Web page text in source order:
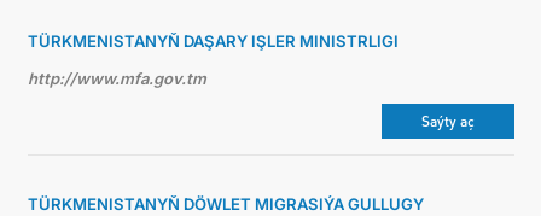
TÜRKMENISTAN
TÜRKMENISTANYŇ DAŞARY IŞLER MINISTRLIGI
http://www.mfa.gov.tm
Saýty aç
TÜRKMENISTANYŇ DÖWLET MIGRASIÝA GULLUGY